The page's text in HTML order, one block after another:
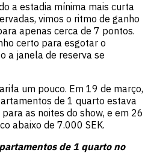
a estadia mínima mais curta
vimos o ritmo de ganho
apenas cerca de 7 pontos.
certo para esgotar o
a janela de reserva se
um pouco. Em 19 de março,
de 1 quarto estava
as noites do show, e em 26
abaixo de 7.000 SEK.
de 1 quarto no